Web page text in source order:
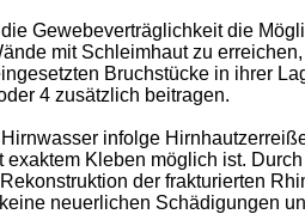
Gewebeverträglichkeit die
mit Schleimhaut zu
Bruchstücke in ihrer
4 zusätzlich beitragen.
infolge
Kleben möglich ist.
der frakturierten
neuerlichen Schädigungen